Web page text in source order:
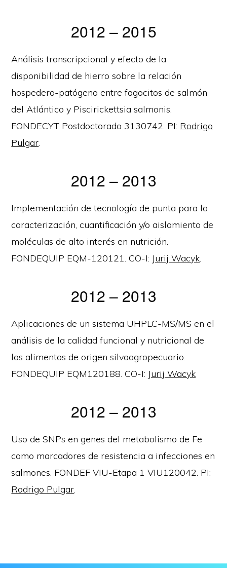
2012 – 2015
Análisis transcripcional y efecto de la
disponibilidad de hierro sobre la relación
hospedero-patógeno entre fagocitos de salmón
del Atlántico y Piscirickettsia salmonis.
FONDECYT Postdoctorado 3130742. PI: Rodrigo
Pulgar.
2012 – 2013
Implementación de tecnología de punta para la
caracterización, cuantificación y/o aislamiento de
moléculas de alto interés en nutrición.
FONDEQUIP EQM-120121. CO-I: Jurij Wacyk.
2012 – 2013
Aplicaciones de un sistema UHPLC-MS/MS en el
análisis de la calidad funcional y nutricional de
los alimentos de origen silvoagropecuario.
FONDEQUIP EQM120188. CO-I: Jurij Wacyk
2012 – 2013
Uso de SNPs en genes del metabolismo de Fe
como marcadores de resistencia a infecciones en
salmones. FONDEF VIU-Etapa 1 VIU120042. PI:
Rodrigo Pulgar.